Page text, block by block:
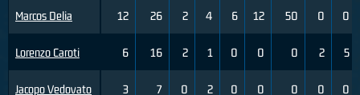
Marcos Delia
Lorenzo Caroti
Jacopo Vedovato
12 26 2 4 6 12 50 0 0
6 16 2 1 0 0 0 2 5
3 7 0 2 0 0 0 0 0